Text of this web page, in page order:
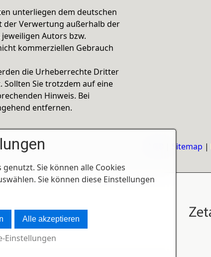
unterliegen dem deutschen
der Verwertung außerhalb der
Autors bzw.
kommerziellen Gebrauch
die Urheberrechte Dritter
Sie trotzdem auf eine
Hinweis. Bei
entfernen.
Sitemap |
Sie können alle Cookies
Sie können diese Einstellungen
Alle akzeptieren
Einstellungen